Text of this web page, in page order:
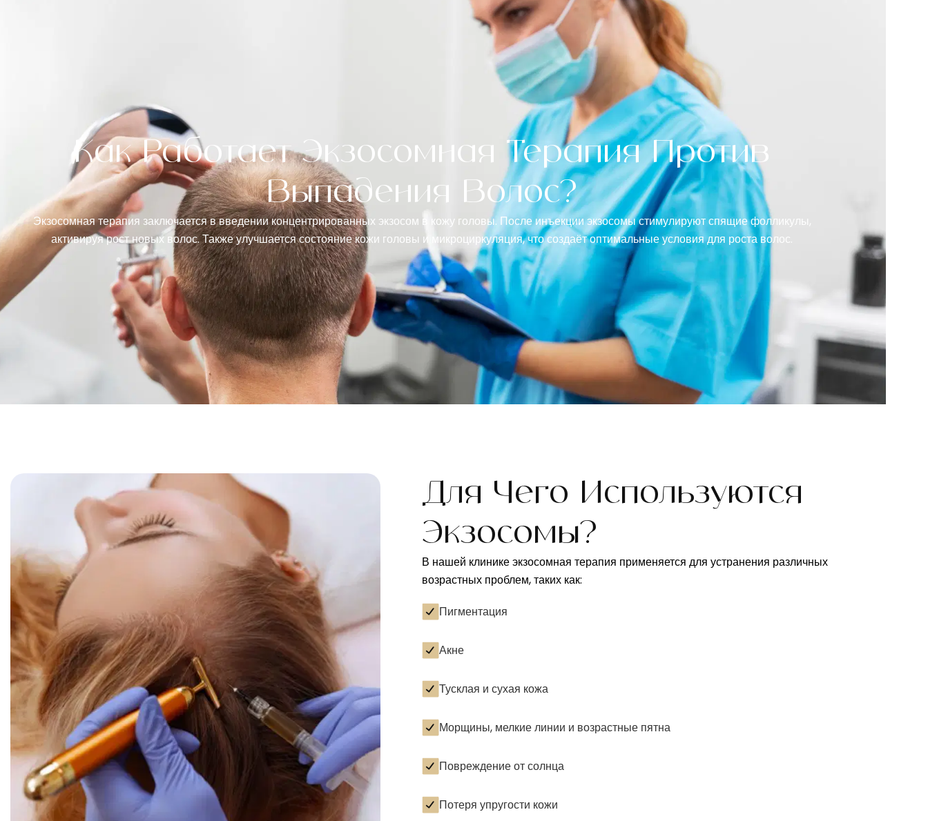
Как Работает Экзосомная Терапия Против
Выпадения Волос?
Экзосомная терапия заключается в введении концентрированных экзосом в кожу головы. После инъекции экзосомы стимулируют спящие фолликулы,
активируя рост новых волос. Также улучшается состояние кожи головы и микроциркуляция, что создаёт оптимальные условия для роста волос.
Для Чего Используются
Экзосомы?
В нашей клинике экзосомная терапия применяется для устранения различных
возрастных проблем, таких как:
Пигментация
Акне
Тусклая и сухая кожа
Морщины, мелкие линии и возрастные пятна
Повреждение от солнца
Потеря упругости кожи